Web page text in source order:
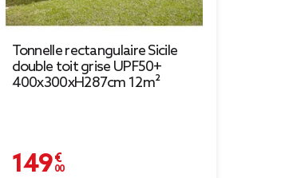
Tonnelle rectangulaire Sicile
double toit grise UPF50+
400x300xH287cm 12m²
149,00 €